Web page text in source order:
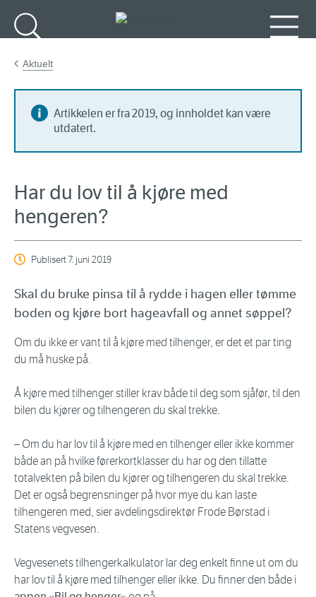
Aktuelt
Artikkelen er fra 2019, og innholdet kan være
utdatert.
Har du lov til å kjøre med
hengeren?
Publisert7. juni 2019
Skal du bruke pinsa til å rydde i hagen eller tømme
boden og kjøre bort hageavfall og annet søppel?
Om du ikke er vant til å kjøre med tilhenger, er det et par ting
du må huske på.
Å kjøre med tilhenger stiller krav både til deg som sjåfør, til den
bilen du kjører og tilhengeren du skal trekke.
– Om du har lov til å kjøre med en tilhenger eller ikke kommer
både an på hvilke førerkortklasser du har og den tillatte
totalvekten på bilen du kjører og tilhengeren du skal trekke.
Det er også begrensninger på hvor mye du kan laste
tilhengeren med, sier avdelingsdirektør Frode Børstad i
Statens vegvesen.
Vegvesenets tilhengerkalkulator lar deg enkelt finne ut om du
har lov til å kjøre med tilhenger eller ikke. Du finner den både i